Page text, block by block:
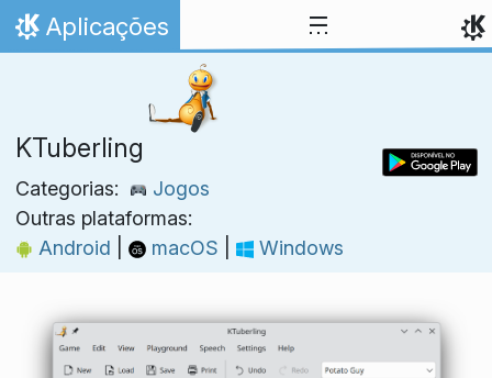
Ir para o conteúdo
Início
Aplicações
KTuberling
Categorias:
Jogos
Outras plataformas:
Android
macOS Windows